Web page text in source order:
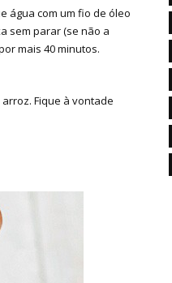
água com um fio de óleo
sem parar (se não a
mais 40 minutos.
Fique à vontade